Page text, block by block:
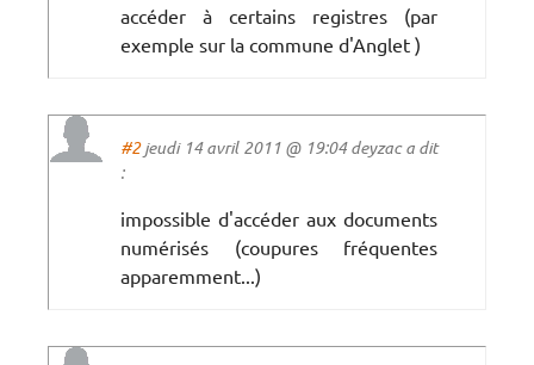
accéder à certains registres (par
exemple sur la commune d'Anglet )
#2jeudi 14 avril 2011 @ 19:04 deyzac a dit
:
impossible d'accéder aux documents
numérisés (coupures fréquentes
apparemment...)